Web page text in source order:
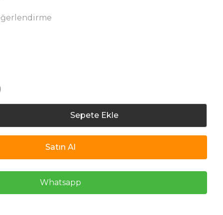
Sepete Ekle
Satın Al
Whatsapp